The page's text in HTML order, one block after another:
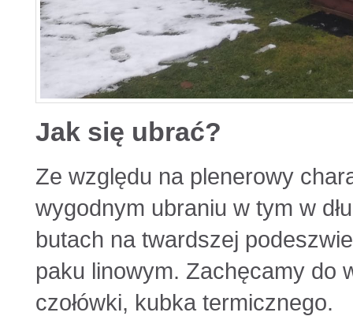
Jak się ubrać?
Ze względu na plenerowy
wygodnym ubraniu w tym w
butach na twardszej
paku linowym. Zachęcamy do
czołówki, kubka termicznego.